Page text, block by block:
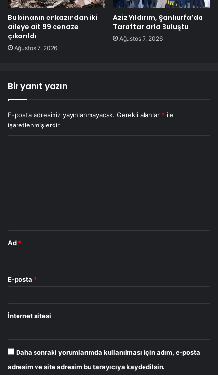
Bu binanın enkazından iki
aileye ait 99 cenaze
çıkarıldı
Ağustos 7, 2026
Aziz Yıldırım, Şanlıurfa’da
Taraftarlarla Buluştu
Ağustos 7, 2026
Bir yanıt yazın
E-posta adresiniz yayınlanmayacak. Gerekli alanlar * ile
işaretlenmişlerdir
Ad *
E-posta *
İnternet sitesi
Daha sonraki yorumlarımda kullanılması için adım, e-posta
adresim ve site adresim bu tarayıcıya kaydedilsin.